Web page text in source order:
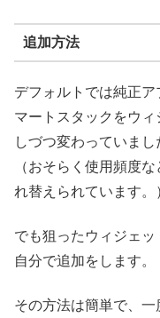
追加方法
デフォルトでは純正
マートスタックをウ
しづつ変わっていまし
（おそらく使用頻度
れ替えられています。
でも狙ったウィジェッ
自分で追加をします。
その方法は簡単で、